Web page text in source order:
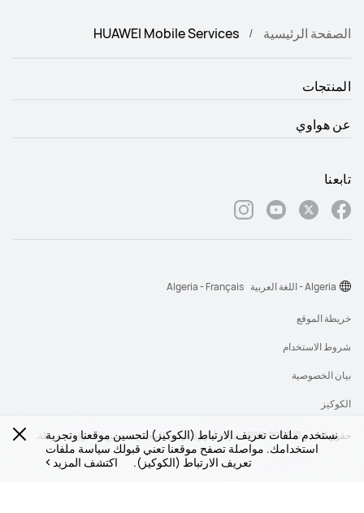
نستخدم ملفات تعريف الارتباط (الكوكيز) لتحسين موقعنا وتجربة
استخدامك. مواصلة تصفح موقعنا تعني قبولك سياسة ملفات
تعريف الارتباط (الكوكيز).
اكتشف المزيد
الصفحة الرئيسية HUAWEI Mobile Services
المنتجات
عن هواوي
تابعنا
حقوق النشر © 2026-1998 شركة أجهزة هواوي المحدودة. جميع الحقوق محفوظة.
خريطة الموقع
شروط الاستخدام
بيان الخصوصية
الكوكيز
Algeria - اللغة العربية Algeria - Français